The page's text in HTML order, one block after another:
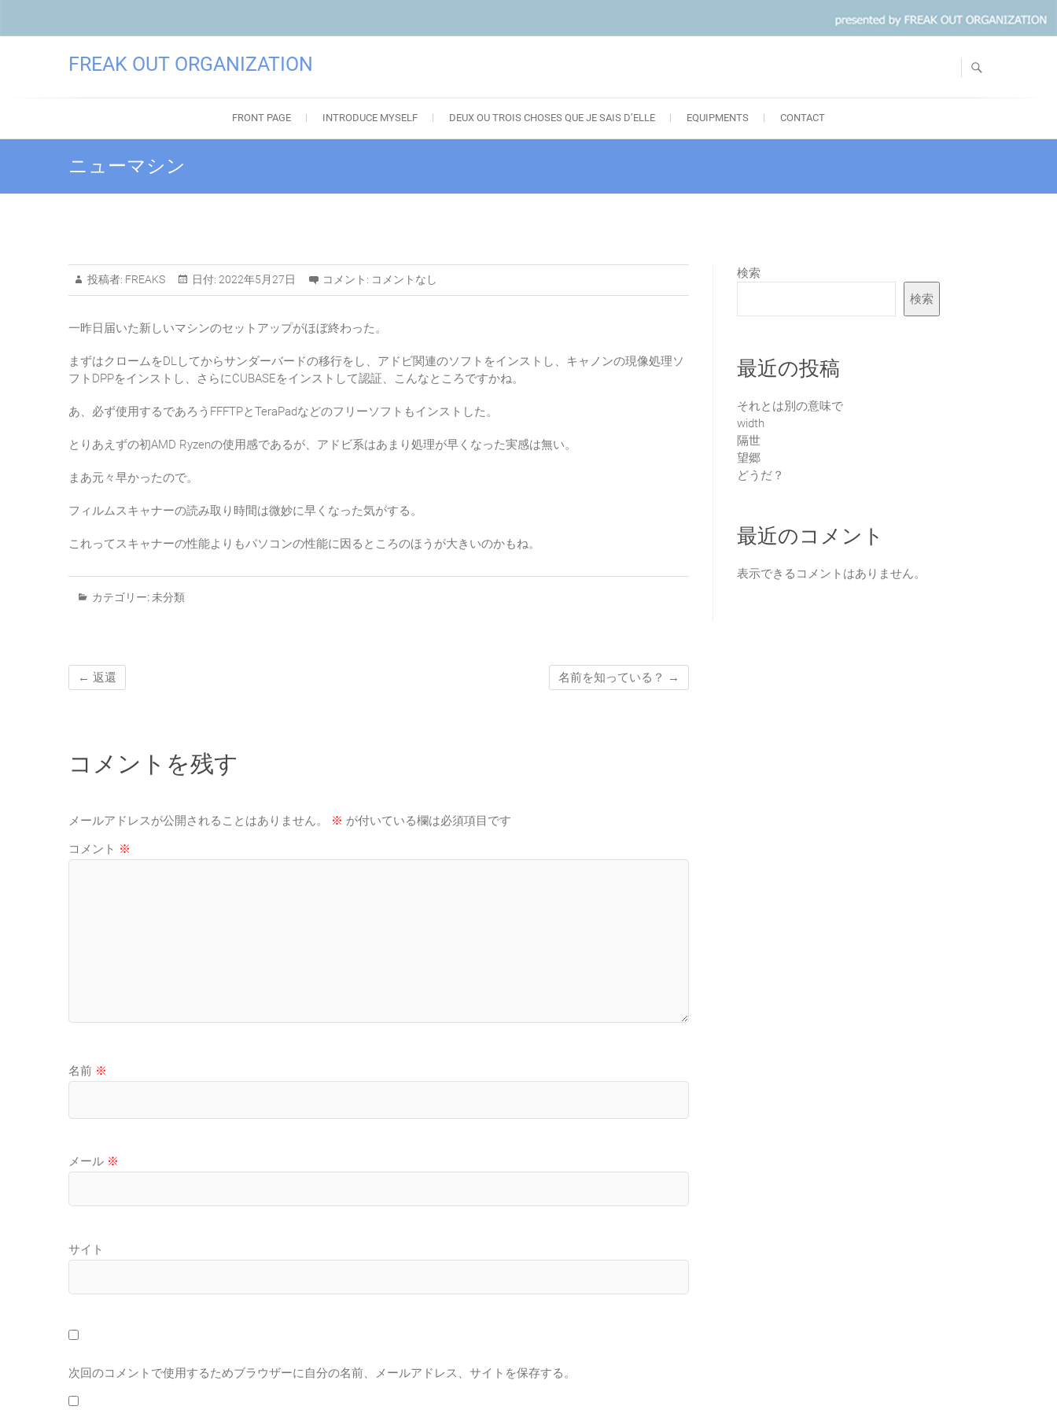
FREAK OUT ORGANIZATION
FRONT PAGE INTRODUCE MYSELF DEUX OU TROIS CHOSES QUE JE SAIS D’ELLE EQUIPMENTS CONTACT
ニューマシン
投稿者: FREAKS 日付: 2022年5月27日 コメント: コメントなし
一昨日届いた新しいマシンのセットアップがほぼ終わった。
まずはクロームをDLしてからサンダーバードの移行をし、アドビ関連のソフトをインストし、キャノンの現像処理ソ
フトDPPをインストし、さらにCUBASEをインストして認証、こんなところですかね。
あ、必ず使用するであろうFFFTPとTeraPadなどのフリーソフトもインストした。
とりあえずの初AMD Ryzenの使用感であるが、アドビ系はあまり処理が早くなった実感は無い。
まあ元々早かったので。
フィルムスキャナーの読み取り時間は微妙に早くなった気がする。
これってスキャナーの性能よりもパソコンの性能に因るところのほうが大きいのかもね。
カテゴリー: 未分類
← 返還 名前を知っている？ →
コメントを残す
メールアドレスが公開されることはありません。 ※ が付いている欄は必須項目です
コメント ※
名前 ※
メール ※
サイト
次回のコメントで使用するためブラウザーに自分の名前、メールアドレス、サイトを保存する。
検索
検索
最近の投稿
それとは別の意味で
width
隔世
望郷
どうだ？
最近のコメント
表示できるコメントはありません。